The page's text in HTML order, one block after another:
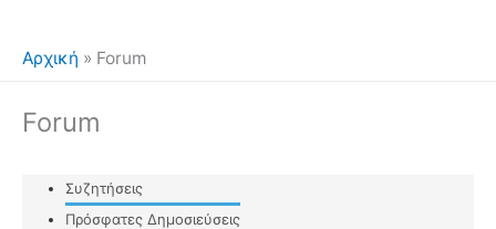
Αρχική » Forum
Forum
Συζητήσεις
Πρόσφατες Δημοσιεύσεις